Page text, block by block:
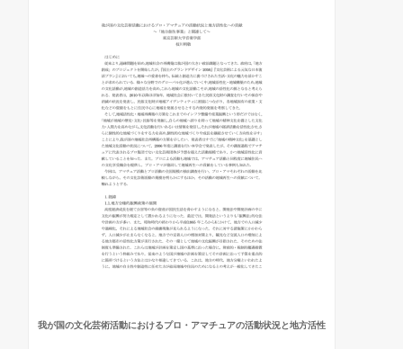
我が国の文化芸術活動におけるプロ・アマチュアの活動状況と地方活性